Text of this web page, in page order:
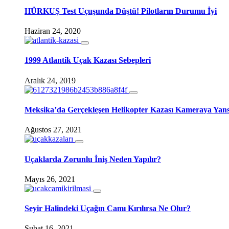
HÜRKUŞ Test Uçuşunda Düştü! Pilotların Durumu İyi
Haziran 24, 2020
1999 Atlantik Uçak Kazası Sebepleri
Aralık 24, 2019
Meksika’da Gerçekleşen Helikopter Kazası Kameraya
Ağustos 27, 2021
Uçaklarda Zorunlu İniş Neden Yapılır?
Mayıs 26, 2021
Seyir Halindeki Uçağın Camı Kırılırsa Ne Olur?